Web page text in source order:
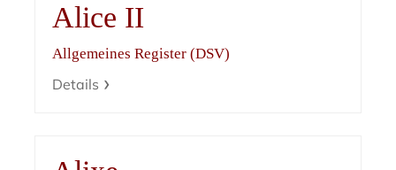
Alice II
Allgemeines Register (DSV)
Details